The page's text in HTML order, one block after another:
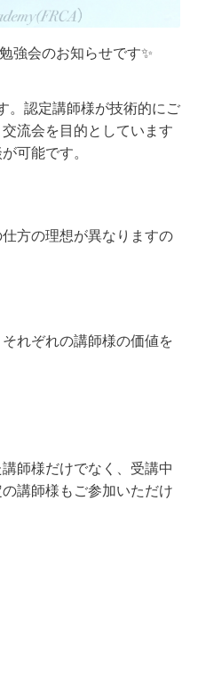
強会のお知らせです✨
。認定講師様が技術的にご
流会を目的としています
可能です。
方の理想が異なりますの
れぞれの講師様の価値を
師様だけでなく、受講中
講師様もご参加いただけ